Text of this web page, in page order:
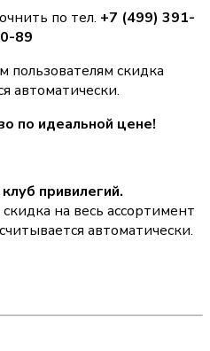
по тел. +7 (499) 391-
89
пользователям скидка
автоматически.
по идеальной цене!
привилегий.
на весь ассортимент
автоматически.